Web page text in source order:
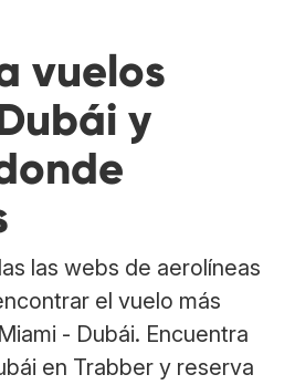
vuelos
y
las webs de aerolíneas
el vuelo más
- Dubái. Encuentra
en Trabber y reserva